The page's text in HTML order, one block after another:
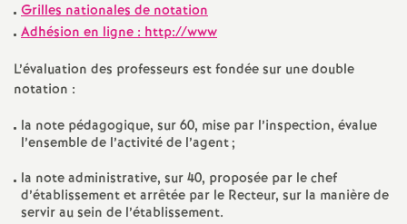
n
a
l
Grilles nationales de notation
Adhésion en ligne : http://www
L’évaluation des professeurs est fondée sur une double
notation :
la note pédagogique, sur 60, mise par l’inspection, évalue
l’ensemble de l’activité de l’agent;
la note administrative, sur 40, proposée par le chef
d’établissement et arrêtée par le Recteur, sur la manière de
servir au sein de l’établissement.